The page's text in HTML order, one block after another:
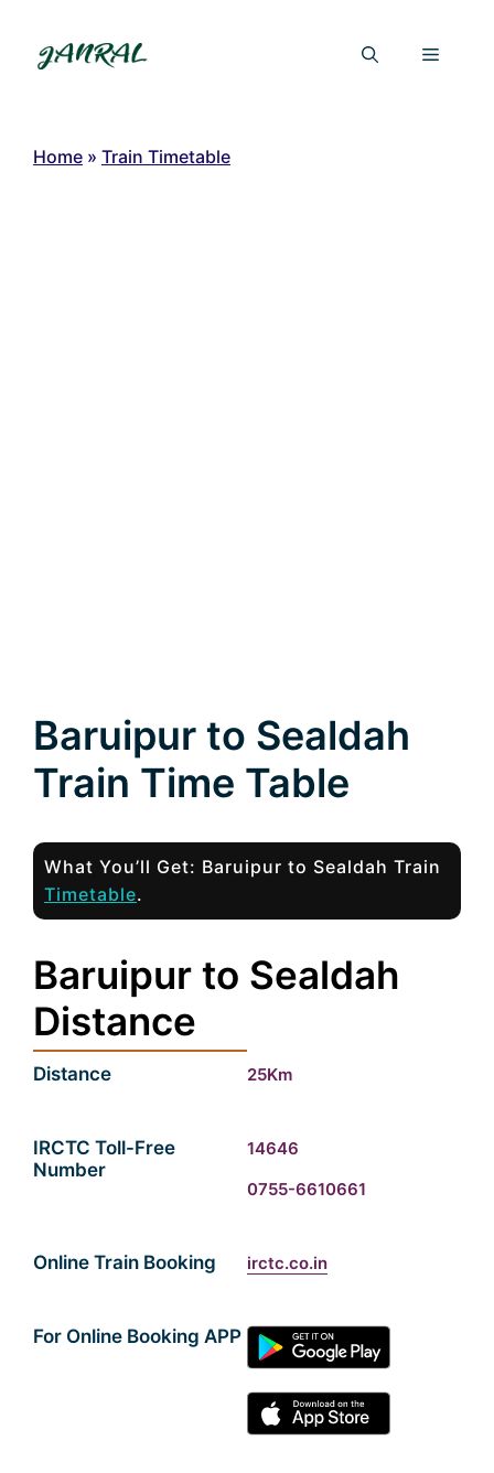
content
Menu
Home » Train Timetable
Baruipur to Sealdah
Train Time Table
What You’ll Get: Baruipur to Sealdah Train
Timetable.
Baruipur to Sealdah
Distance
Distance 25Km
IRCTC Toll-Free
Number
14646
0755-6610661
Online Train Booking irctc.co.in
For Online Booking APP